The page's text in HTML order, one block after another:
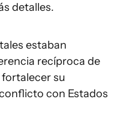
detalles.
estaban
recíproca de
fortalecer su
con Estados